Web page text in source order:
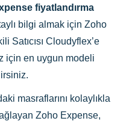
fiyatlandırma
bilgi almak için Zoho
Satıcısı Cloudyflex’e
için en uygun modeli
masraflarını kolaylıkla
Zoho Expense,